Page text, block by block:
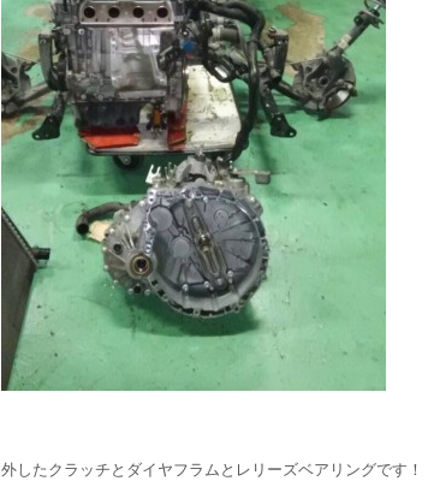
外したクラッチとダイヤフラムとレリーズベアリングです！